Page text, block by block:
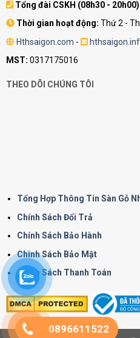
Tổng đài CSKH (08h30 -
Thời gian hoạt động: Thứ 2 -
Hthsaigon.com -
MST: 0317175016
THEO DÕI CHÚNG TÔI
Tổng Hợp Thông Tin Sàn Gỗ
Chính Sách Đổi Trả
Chính Sách Bảo Hành
Chinh Sách Bảo Mật
Chính Sách Thanh Toán
0896611522